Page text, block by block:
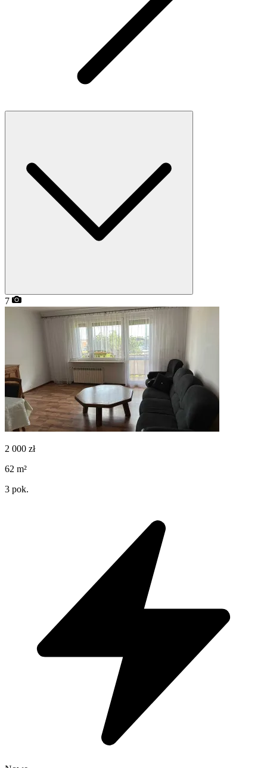
7
2 000 zł
62 m²
3 pok.